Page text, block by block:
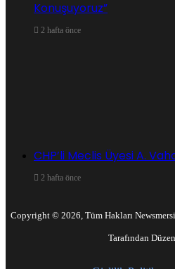
Konuşuyoruz”
2 hafta önce
CHP’li Meclis Üyesi A.
2 hafta önce
Copyright © 2026, Tüm Hakları
Tarafından